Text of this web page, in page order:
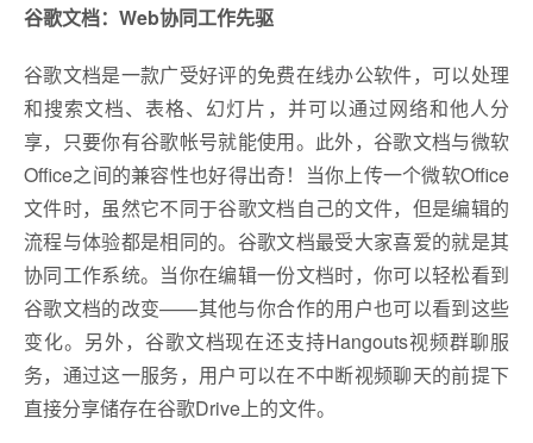
谷歌文档：Web协同工作先驱
谷歌文档是一款广受好评的免费在线办公软件，可以处理
和搜索文档、表格、幻灯片，并可以通过网络和他人分
享，只要你有谷歌帐号就能使用。此外，谷歌文档与微软
Office之间的兼容性也好得出奇！当你上传一个微软Office
文件时，虽然它不同于谷歌文档自己的文件，但是编辑的
流程与体验都是相同的。谷歌文档最受大家喜爱的就是其
协同工作系统。当你在编辑一份文档时，你可以轻松看到
谷歌文档的改变——其他与你合作的用户也可以看到这些
变化。另外，谷歌文档现在还支持Hangouts视频群聊服
务，通过这一服务，用户可以在不中断视频聊天的前提下
直接分享储存在谷歌Drive上的文件。